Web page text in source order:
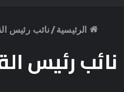
الرئيسية/ نائب رئيس
نائب رئيس